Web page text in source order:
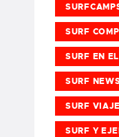
SURF
SURF EN
SURF
SURF
SURF Y